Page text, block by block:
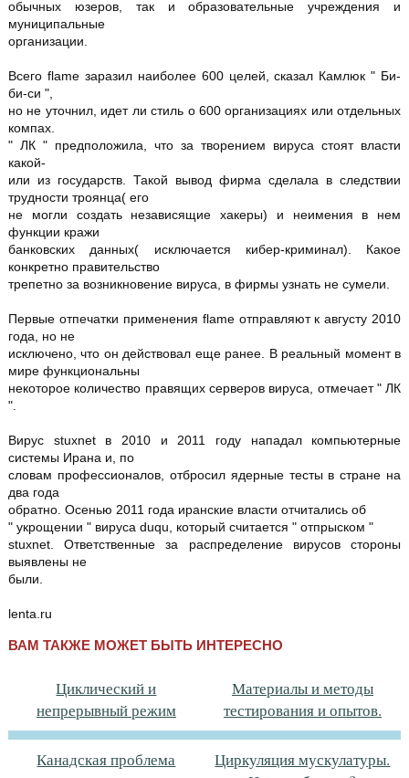
обычных юзеров, так и образовательные учреждения и
муниципальные
организации.
Всего flame заразил наиболее 600 целей, сказал Камлюк " Би-
би-си ",
но не уточнил, идет ли стиль о 600 организациях или отдельных
компах.
" ЛК " предположила, что за творением вируса стоят власти
какой-
или из государств. Такой вывод фирма сделала в следствии
трудности троянца( его
не могли создать независящие хакеры) и неимения в нем
функции кражи
банковских данных( исключается кибер-криминал). Какое
конкретно правительство
трепетно за возникновение вируса, в фирмы узнать не сумели.
Первые отпечатки применения flame отправляют к августу 2010
года, но не
исключено, что он действовал еще ранее. В реальный момент в
мире функциональны
некоторое количество правящих серверов вируса, отмечает " ЛК
".
Вирус stuxnet в 2010 и 2011 году нападал компьютерные
системы Ирана и, по
словам профессионалов, отбросил ядерные тесты в стране на
два года
обратно. Осенью 2011 года иранские власти отчитались об
" укрощении " вируса duqu, который считается " отпрыском "
stuxnet. Ответственные за распределение вирусов стороны
выявлены не
были.
lenta.ru
ВАМ ТАКЖЕ МОЖЕТ БЫТЬ ИНТЕРЕСНО
Циклический и
непрерывный режим
Материалы и методы
тестирования и опытов.
Канадская проблема
Циркуляция мускулатуры.